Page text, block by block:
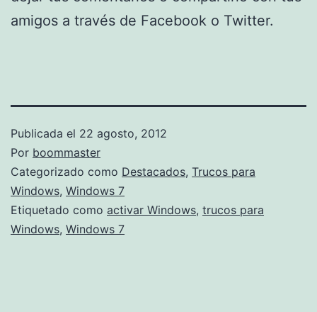
amigos a través de Facebook o Twitter.
Publicada el 22 agosto, 2012
Por boommaster
Categorizado como Destacados, Trucos para
Windows, Windows 7
Etiquetado como activar Windows, trucos para
Windows, Windows 7